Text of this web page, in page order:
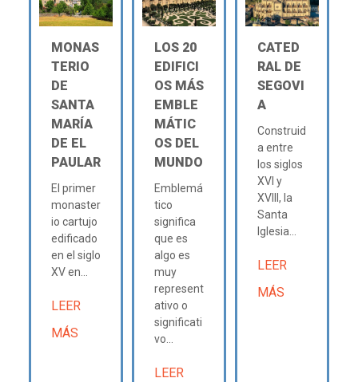
MONAS
TERIO
DE
SANTA
MARÍA
DE EL
PAULAR
El primer
monaster
io cartujo
edificado
en el siglo
XV en...
LEER
MÁS
LOS 20
EDIFICI
OS MÁS
EMBLE
MÁTIC
OS DEL
MUNDO
Emblemá
tico
significa
que es
algo es
muy
represent
ativo o
significati
vo...
LEER
CATED
RAL DE
SEGOVI
A
Construid
a entre
los siglos
XVI y
XVIII, la
Santa
Iglesia...
LEER
MÁS